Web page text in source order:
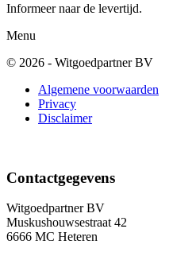
Informeer naar de levertijd.
Menu
© 2026 - Witgoedpartner BV
Algemene voorwaarden
Privacy
Disclaimer
Contactgegevens
Witgoedpartner BV
Muskushouwsestraat 42
6666 MC Heteren